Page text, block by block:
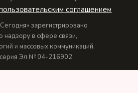
соглашением
зарегистрировано
в сфере связи,
и массовых коммуникаций,
серия Эл № 04-216902